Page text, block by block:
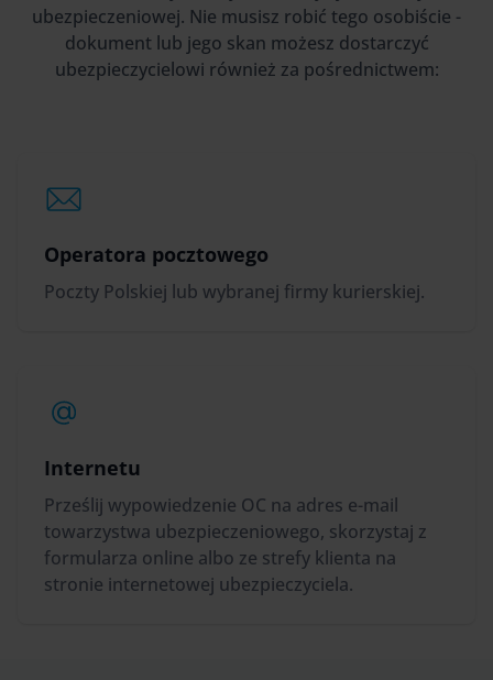
ubezpieczeniowej. Nie musisz robić tego osobiście -
dokument lub jego skan możesz dostarczyć
ubezpieczycielowi również za pośrednictwem:
Operatora pocztowego
Poczty Polskiej lub wybranej firmy kurierskiej.
Internetu
Prześlij wypowiedzenie OC na adres e-mail
towarzystwa ubezpieczeniowego, skorzystaj z
formularza online albo ze strefy klienta na
stronie internetowej ubezpieczyciela.